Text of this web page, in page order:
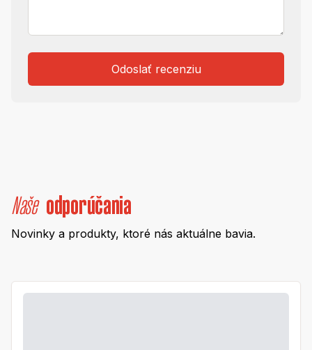
Odoslať recenziu
Naše odporúčania
Novinky a produkty, ktoré nás aktuálne bavia.